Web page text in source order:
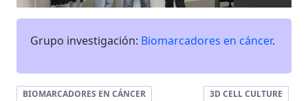
Grupo investigación: Biomarcadores en cáncer.
BIOMARCADORES EN CÁNCER
3D CELL CULTURE